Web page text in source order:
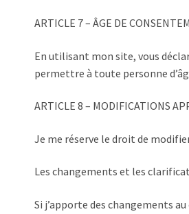
ARTICLE 7 – ÂGE DE
En utilisant mon site, vous
permettre à toute personne
ARTICLE 8 – MODIFICATIONS
Je me réserve le droit de
Les changements et les
Si j’apporte des changements